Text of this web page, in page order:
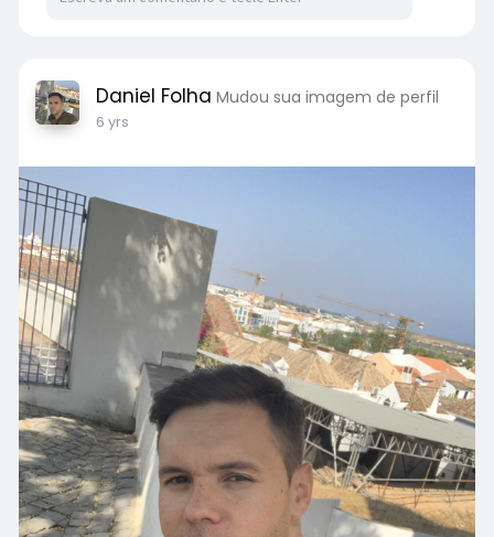
Daniel Folha Mudou sua imagem de perfil
6 yrs